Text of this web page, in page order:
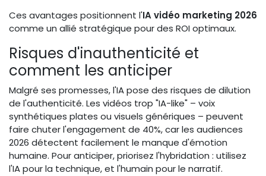
Ces avantages positionnent l'IA vidéo marketing 2026
comme un allié stratégique pour des ROI optimaux.
Risques d'inauthenticité et
comment les anticiper
Malgré ses promesses, l'IA pose des risques de dilution
de l'authenticité. Les vidéos trop "IA-like" – voix
synthétiques plates ou visuels génériques – peuvent
faire chuter l'engagement de 40%, car les audiences
2026 détectent facilement le manque d'émotion
humaine. Pour anticiper, priorisez l'hybridation : utilisez
l'IA pour la technique, et l'humain pour le narratif.